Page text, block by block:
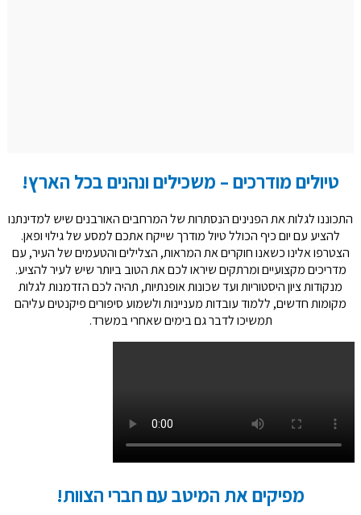
טיולים מודרכים – משכילים ונהנים בכל הארץ!
התכוננו לגלות את הפנינים הנסתרות של המרחבים האורבנים שיש למדינתנו
להציע עם יום כיף הכולל טיול מודרך שייקח אתכם למסע של גילוי ופאן.
הצטרפו אלינו כשאנו חוקרים את המראות, הצלילים והטעמים של העיר, עם
מדריכים מקצועיים ומרתקים שיראו לכם את הטוב ביותר שיש לעיר להציע.
מנקודות ציון היסטוריות ועד שכונות אופנתיות, תהיה לכם הזדמנות לגלות
מקומות חדשים, ללמוד עובדות מעניינות ולשמוע סיפורים פיקנטים עליהם
תמשיכו לדבר גם בימים שאחרי במשרד.
מפיקים את המיטב עם חברי הצוות!